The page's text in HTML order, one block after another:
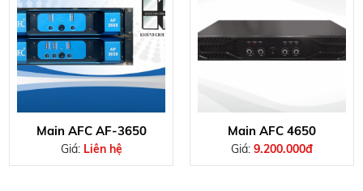
Main AFC AF-3650
Giá: Liên hệ
Main AFC 4650
Giá: 9.200.000đ